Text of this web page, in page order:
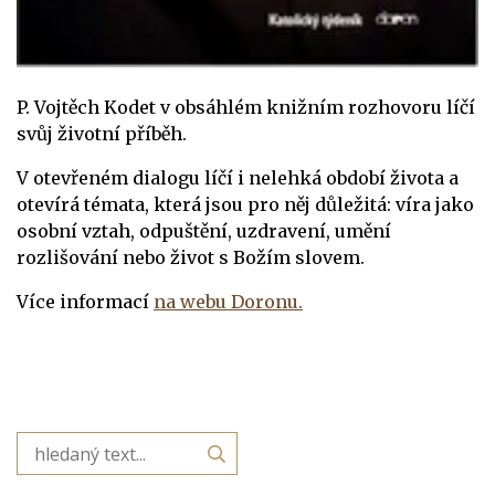
P. Vojtěch Kodet v obsáhlém knižním rozhovoru líčí
svůj životní příběh.
V otevřeném dialogu líčí i nelehká období života a
otevírá témata, která jsou pro něj důležitá: víra jako
osobní vztah, odpuštění, uzdravení, umění
rozlišování nebo život s Božím slovem.
Více informací na webu Doronu.